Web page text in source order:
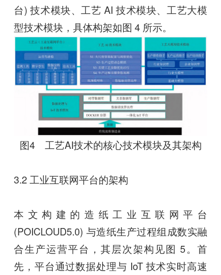
台) 技术模块、工艺 AI 技术模块、工艺大模
型技术模块，具体构架如图 4 所示。
图4 工艺AI技术的核心技术模块及其架构
3.2 工业互联网平台的架构
本文构建的造纸工业互联网平台
(POICLOUD5.0) 与造纸生产过程组成数实融
合生产运营平台，其层次架构见图 5。首
先，平台通过数据处理与 IoT 技术实时高速